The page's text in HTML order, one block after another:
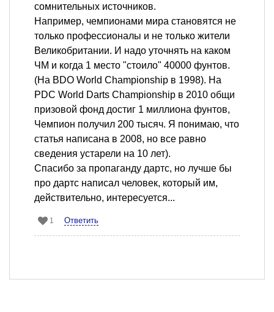
сомнительных источников.
Например, чемпионами мира становятся не
только профессионалы и не только жители
Великобритании. И надо уточнять на каком
ЧМ и когда 1 место "стоило" 40000 фунтов.
(На BDO World Championship в 1998). На
PDC World Darts Championship в 2010 общи
призовой фонд достиг 1 миллиона фунтов,
Чемпион получил 200 тысяч. Я понимаю, что
статья написана в 2008, но все равно
сведения устарели на 10 лет).
Спасибо за пропаганду дартс, но лучше бы
про дартс написал человек, который им,
действительно, интересуется...
1 Ответить